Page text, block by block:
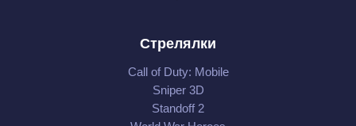
Стрелялки
Call of Duty: Mobile
Sniper 3D
Standoff 2